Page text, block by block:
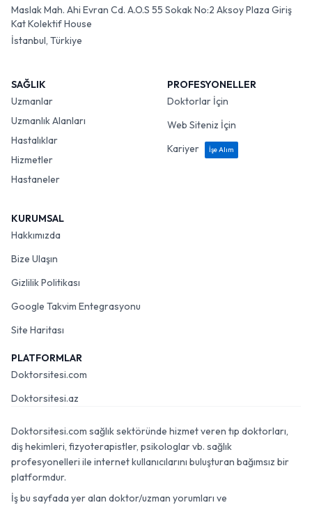
Maslak Mah. Ahi Evran Cd. A.O.S 55 Sokak No:2 Aksoy Plaza Giriş
Kat Kolektif House
İstanbul, Türkiye
SAĞLIK
Uzmanlar
Uzmanlık Alanları
Hastalıklar
Hizmetler
Hastaneler
PROFESYONELLER
Doktorlar İçin
Web Siteniz İçin
Kariyer
İşe Alım
KURUMSAL
Hakkımızda
Bize Ulaşın
Gizlilik Politikası
Google Takvim Entegrasyonu
Site Haritası
PLATFORMLAR
Doktorsitesi.com
Doktorsitesi.az
Doktorsitesi.com sağlık sektöründe hizmet veren tıp doktorları,
diş hekimleri, fizyoterapistler, psikologlar vb. sağlık
profesyonelleri ile internet kullanıcılarını buluşturan bağımsız bir
platformdur.
İş bu sayfada yer alan doktor/uzman yorumları ve